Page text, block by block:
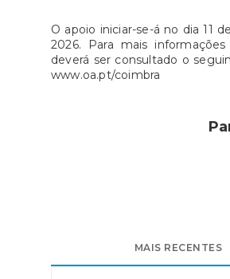
O apoio iniciar-se-á no dia 11
2026. Para mais
deverá ser consultado o
www.oa.pt/coimbra
MAIS RECENTES